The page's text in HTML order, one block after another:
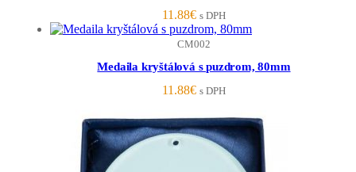
11.88€ s DPH
CM002
Medaila kryštálová s puzdrom, 80mm
11.88€ s DPH